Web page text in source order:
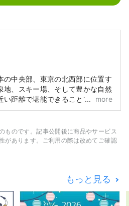
の中央部、東京の北西部に位置す
地、スキー場、そして豊かな自然
い距離で堪能できることで知られ
、湿原、湖など美しい自然に囲ま
りと過ごしたい方やアウトドアア
を楽しんで気分転換をしたい方に
約1時間で来ることができるた
観光も楽しめますが、複数日の滞
の魅力に浸ることができます。
more
ものです。記事公開後に商品やサービス
があります。ご利用の際は改めてご確認
もっと見る